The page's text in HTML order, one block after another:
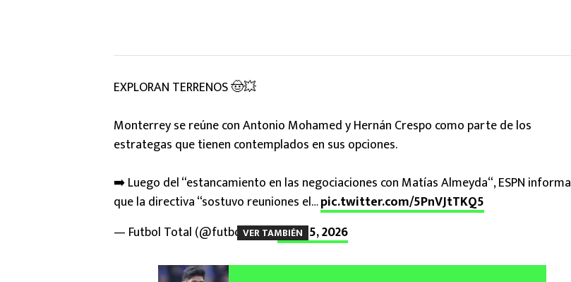
EXPLORAN TERRENOS 🤠💥
Monterrey se reúne con Antonio Mohamed y Hernán Crespo como parte de los
estrategas que tienen contemplados en sus opciones.
➡️ Luego del “estancamiento en las negociaciones con Matías Almeyda“, ESPN informa
que la directiva “sostuvo reuniones el…pic.twitter.com/5PnVJtTKQ5
— Futbol Total (@futboltotal)May 15, 2026
VER TAMBIÉN